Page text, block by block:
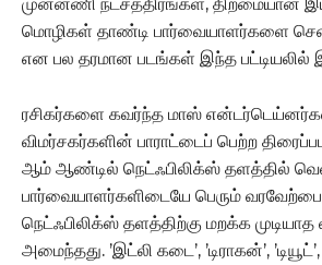
மொழிகள் தாண்டி பார்வையாளர்களை
என பல தரமான படங்கள் இந்த பட்டியலில்
ரசிகர்களை கவர்ந்த மாஸ்
விமர்சகர்களின் பாராட்டைப் பெற்ற
ஆம் ஆண்டில் நெட்ஃபிலிக்ஸ் தளத்தில்
பார்வையாளர்களிடையே பெரும் வரவேற்பை
நெட்ஃபிலிக்ஸ் தளத்திற்கு மறக்க முடியாத
அமைந்தது. ’இட்லி கடை’, ’டிராகன்’,